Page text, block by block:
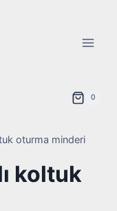
0
oturma minderi
koltuk